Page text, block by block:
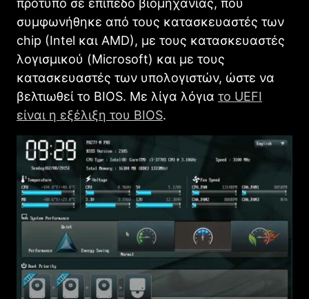
πρότυπο σε επίπεδο βιομηχανίας, που
συμφωνήθηκε από τους κατασκευαστές των
chip (Intel και AMD), με τους κατασκευαστές
λογισμικού (Microsoft) και με τους
κατασκευαστές των υπολογιστών, ώστε να
βελτιωθεί το BIOS. Με λίγα λόγια το UEFI
είναι η εξέλιξη του BIOS.